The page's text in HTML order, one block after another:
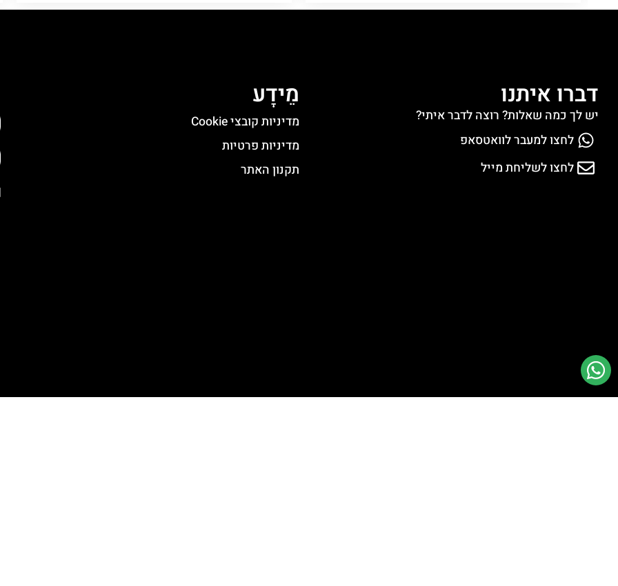
מֵידָע
מדיניות קובצי Cookie
מדיניות פרטיות
תקנון האתר
דברו איתנו
יש לך כמה שאלות? רוצה לדבר איתי?
לחצו למעבר לוואטסאפ
לחצו לשליחת מייל